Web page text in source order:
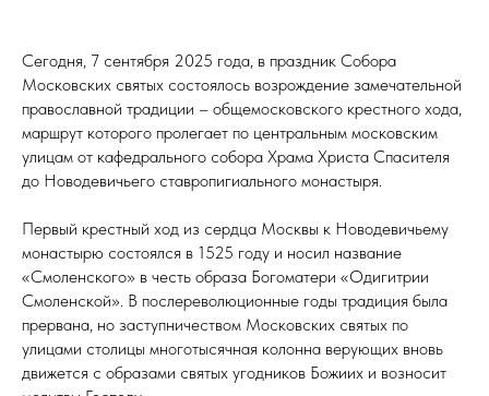
Сегодня, 7 сентября 2025 года, в праздник Собора
Московских святых состоялось возрождение замечательной
православной традиции – общемосковского крестного хода,
маршрут которого пролегает по центральным московским
улицам от кафедрального собора Храма Христа Спасителя
до Новодевичьего ставропигиального монастыря.
Первый крестный ход из сердца Москвы к Новодевичьему
монастырю состоялся в 1525 году и носил название
«Смоленского» в честь образа Богоматери «Одигитрии
Смоленской». В послереволюционные годы традиция была
прервана, но заступничеством Московских святых по
улицами столицы многотысячная колонна верующих вновь
движется с образами святых угодников Божиих и возносит